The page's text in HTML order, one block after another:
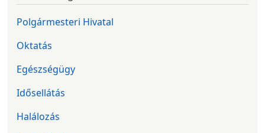
Polgármesteri Hivatal
Oktatás
Egészségügy
Idősellátás
Halálozás